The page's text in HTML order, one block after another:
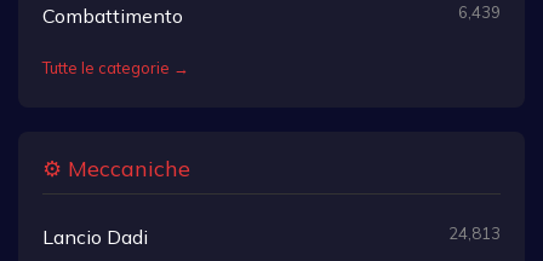
Combattimento 6,439
Tutte le categorie →
⚙️ Meccaniche
Lancio Dadi 24,813